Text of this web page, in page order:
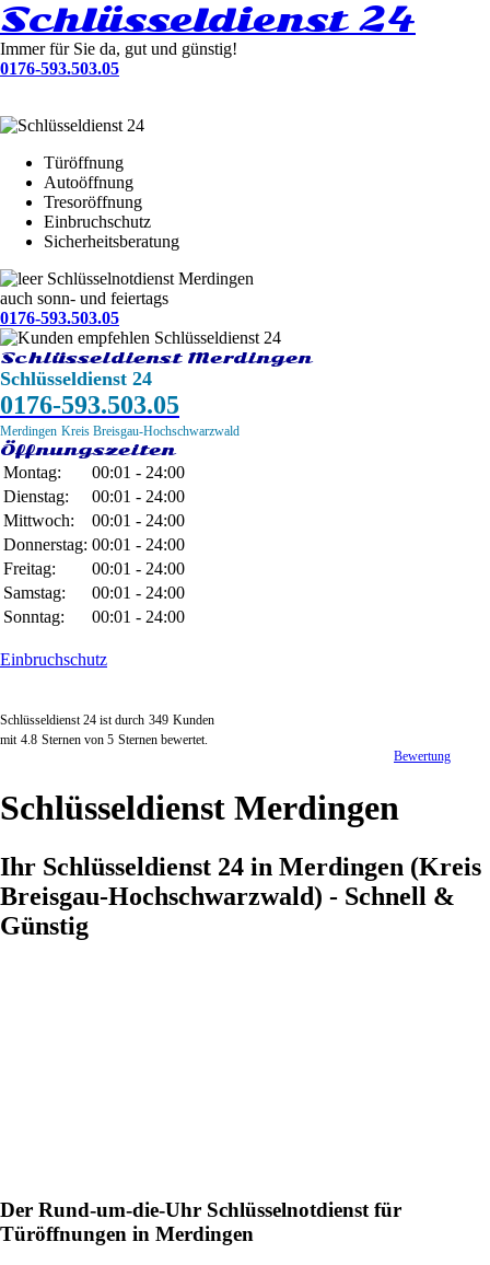
Schlüsseldienst 24
Immer für Sie da, gut und günstig!
0176-593.503.05
Türöffnung
Autoöffnung
Tresoröffnung
Einbruchschutz
Sicherheitsberatung
Schlüsselnotdienst Merdingen
auch sonn- und feiertags
0176-593.503.05
Schlüsseldienst Merdingen
Schlüsseldienst 24
0176-593.503.05
Merdingen Kreis Breisgau-Hochschwarzwald
Öffnungszeiten
Montag:
00:01 - 24:00
Dienstag:
00:01 - 24:00
Mittwoch:
00:01 - 24:00
Donnerstag: 00:01 - 24:00
Freitag:
00:01 - 24:00
Samstag:
00:01 - 24:00
Sonntag:
00:01 - 24:00
Einbruchschutz
Schlüsseldienst 24 ist durch 349 Kunden
mit 4.8 Sternen von 5 Sternen bewertet.
Bewertung
Schlüsseldienst Merdingen
Ihr Schlüsseldienst 24 in Merdingen (Kreis
Breisgau-Hochschwarzwald) - Schnell &
Günstig
Der Rund-um-die-Uhr Schlüsselnotdienst für
Türöffnungen in Merdingen